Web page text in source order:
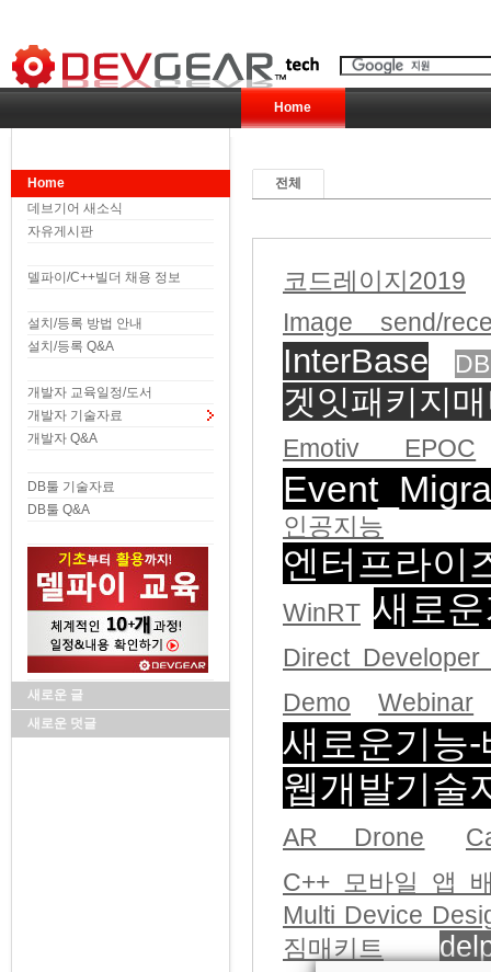
Home
Home
데브기어 새소식
자유게시판
델파이/C++빌더 채용 정보
설치/등록 방법 안내
설치/등록 Q&A
개발자 교육일정/도서
개발자 기술자료
개발자 Q&A
DB툴 기술자료
DB툴 Q&A
새로운 글
새로운 덧글
전체
코드레이지2019
Image send/
InterBase
겟잇패키지
Emotiv EPOC
인공지능
엔터프라이
WinRT 새로
Direct Developer
Demo
Webinar
새로운기능
웹개발기술
AR Drone
C++ 모바일 앱
Multi Device
짐매키트